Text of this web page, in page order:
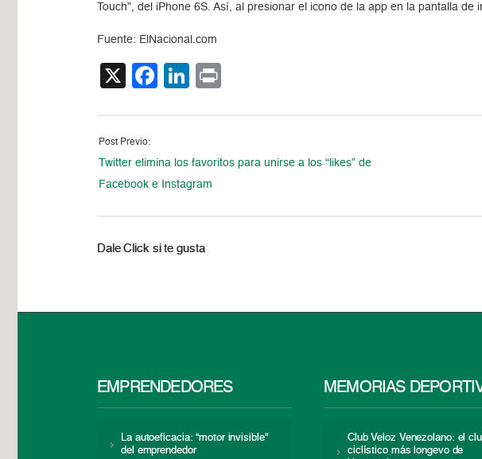
Touch”, del iPhone 6S. Así, al presionar el icono de la app en la pantalla
Fuente: ElNacional.com
X Facebook
LinkedIn
Post Previo:
Twitter elimina los favoritos para unirse a los “likes” de
Facebook e Instagram
Dale Click si te gusta
EMPRENDEDORES
La autoeficacia: “motor invisible”
del emprendedor
MEMORIAS
Club Veloz Venezolano: el
ciclístico más longevo de